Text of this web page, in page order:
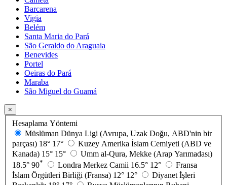
Barcarena
Vigia
Belém
Santa Maria do Pará
São Geraldo do Araguaia
Benevides
Portel
Oeiras do Pará
Maraba
São Miguel do Guamá
×
Hesaplama Yöntemi
Müslüman Dünya Ligi (Avrupa, Uzak Doğu, ABD'nin bir
parçası) 18° 17°
Kuzey Amerika İslam Cemiyeti (ABD ve
Kanada) 15° 15°
Umm al-Qura, Mekke (Arap Yarımadası)
18.5° 90* Londra Merkez Camii 16.5° 12°
Fransa
İslam Örgütleri Birliği (Fransa) 12° 12°
Diyanet İşleri